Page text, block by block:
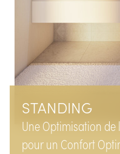
STANDING
Une Optimisation de
pour un Confort